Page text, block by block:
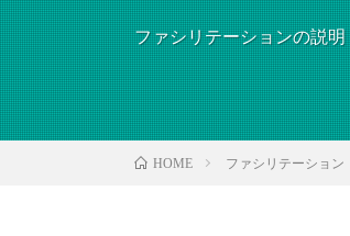
ファシリテーションの説
HOME ファシリテーション